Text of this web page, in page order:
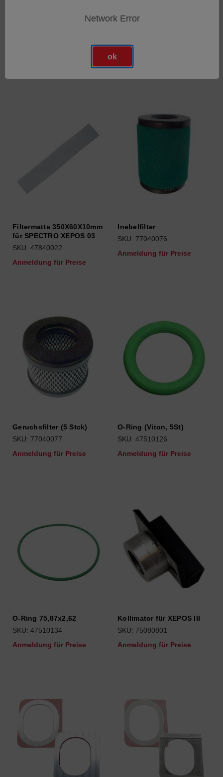
SKU: 44102384
Filtermatte 350X60X10mm
für SPECTRO XEPOS 03
SKU: 47840022
Anmeldung für Preise
lnebelfilter
SKU: 77040076
Anmeldung für Preise
Geruchsfilter (5 Stck)
SKU: 77040077
Anmeldung für Preise
O-Ring (Viton, 5St)
SKU: 47510126
Anmeldung für Preise
O-Ring 75,87x2,62
SKU: 47510134
Anmeldung für Preise
Kollimator für XEPOS III
SKU: 75080801
Anmeldung für Preise
Network Error
ok